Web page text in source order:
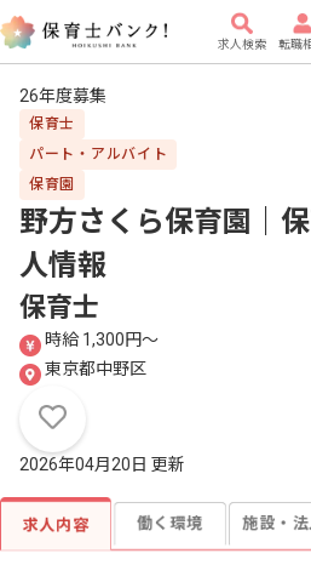
求人検索 転職
26年度募集
保育士
パート・アルバイト
保育園
野方さくら保育園｜
人情報
保育士
時給 1,300円〜
東京都中野区
2026年04月20日 更新
求人内容 働く環境 施設・法